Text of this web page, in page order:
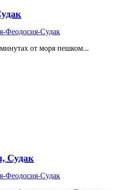
Феодосия-Судак
от моря пешком...
Судак
Феодосия-Судак